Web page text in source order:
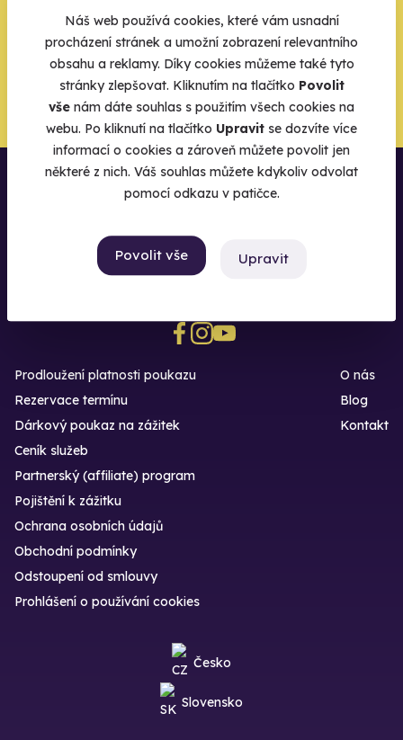
Náš web používá cookies, které vám usnadní
procházení stránek a umožní zobrazení relevantního
obsahu a reklamy. Díky cookies můžeme také tyto
stránky zlepšovat. Kliknutím na tlačítko Povolit
vše nám dáte souhlas s použitím všech cookies na
webu. Po kliknutí na tlačítko Upravit se dozvíte více
informací o cookies a zároveň můžete povolit jen
některé z nich. Váš souhlas můžete kdykoliv odvolat
pomocí odkazu v patičce.
Povolit vše Upravit
Chci být u toho
Prodloužení platnosti poukazu
Rezervace termínu
Dárkový poukaz na zážitek
O nás
Blog
Kontakt
Ceník služeb
Partnerský (affiliate) program
Pojištění k zážitku
Ochrana osobních údajů
Obchodní podmínky
Odstoupení od smlouvy
Prohlášení o používání cookies
Česko
Slovensko